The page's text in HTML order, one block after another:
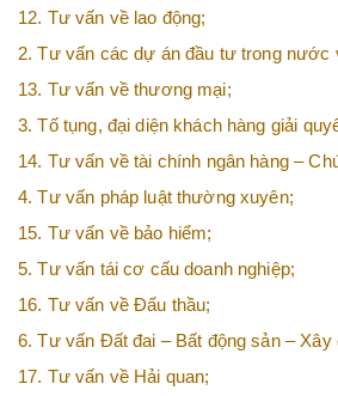
quan tới doanh nghiệp;
12. Tư vấn về lao động;
2. Tư vấn các dự án đầu tư trong nước
tư nước ngoài (FDI);
13. Tư vấn về thương mại;
3. Tố tụng, đại diện khách hàng giải
vệ tối đa các quyền và lợi ích của
14. Tư vấn về tài chính ngân hàng –
4. Tư vấn pháp luật thường xuyên;
15. Tư vấn về bảo hiểm;
5. Tư vấn tái cơ cấu doanh nghiệp;
16. Tư vấn về Đấu thầu;
6. Tư vấn Đất đai – Bất động sản – Xây
17. Tư vấn về Hải quan;